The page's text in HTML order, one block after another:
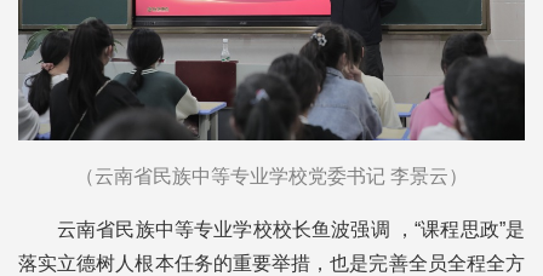
（云南省民族中等专业学校党委书记 李景云）
云南省民族中等专业学校校长鱼波强调 ，“课程思政”是
落实立德树人根本任务的重要举措，也是完善全员全程全方